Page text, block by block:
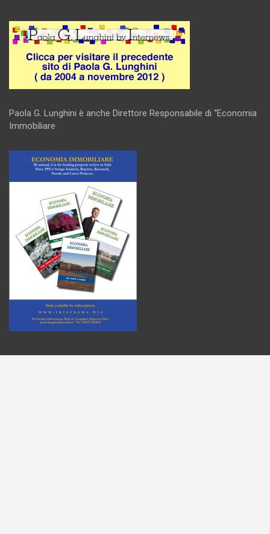
Paola G. Lunghini è anche Direttore Responsabile di “Economia
Immobiliare